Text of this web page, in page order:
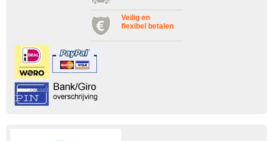
Veilig en
flexibel betalen